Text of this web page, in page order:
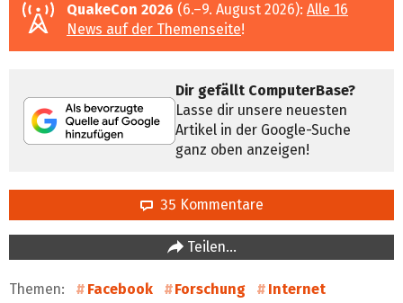
QuakeCon 2026 (6.–9. August 2026): Alle 16
News auf der Themenseite!
Dir gefällt ComputerBase?
Lasse dir unsere neuesten
Artikel in der Google-Suche
ganz oben anzeigen!
35 Kommentare
Teilen…
Themen: Facebook Forschung
Internet